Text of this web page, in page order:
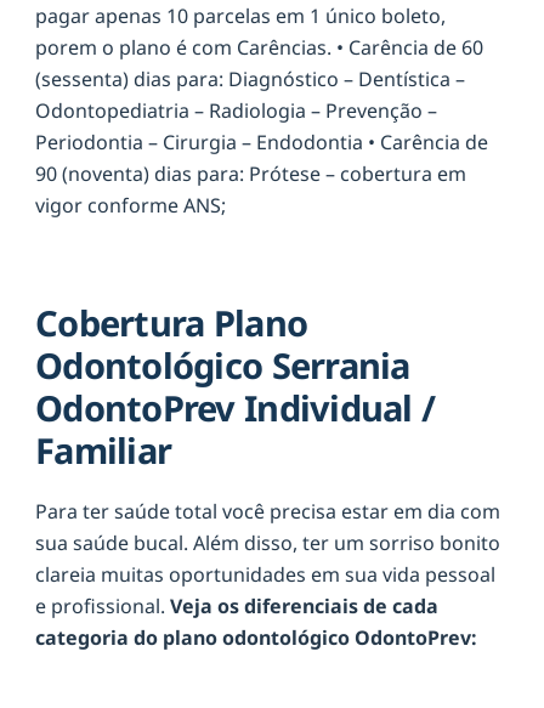
pagar apenas 10 parcelas em 1 único boleto,
porem o plano é com Carências. • Carência de 60
(sessenta) dias para: Diagnóstico – Dentística –
Odontopediatria – Radiologia – Prevenção –
Periodontia – Cirurgia – Endodontia • Carência de
90 (noventa) dias para: Prótese – cobertura em
vigor conforme ANS;
Cobertura Plano
Odontológico Serrania
OdontoPrev Individual /
Familiar
Para ter saúde total você precisa estar em dia com
sua saúde bucal. Além disso, ter um sorriso bonito
clareia muitas oportunidades em sua vida pessoal
e profissional. Veja os diferenciais de cada
categoria do plano odontológico OdontoPrev: